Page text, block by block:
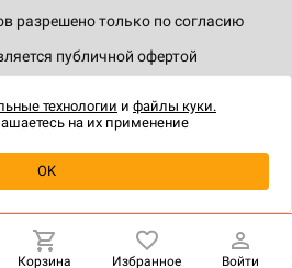
о наличии
разрешено только по согласию
публичной офертой
Корзина Избранное Войти
технологии и файлы куки.
на их применение
OK